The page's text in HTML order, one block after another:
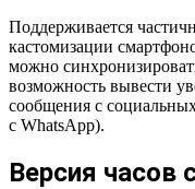
Поддерживается
кастомизации
можно
возможность вывести
сообщения с
с WhatsApp).
Версия часов